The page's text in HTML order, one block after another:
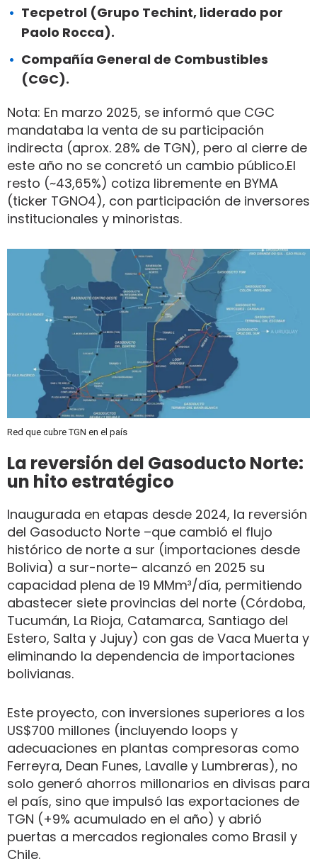
Tecpetrol (Grupo Techint, liderado por
Paolo Rocca).
Compañía General de Combustibles
(CGC).
Nota: En marzo 2025, se informó que CGC
mandataba la venta de su participación
indirecta (aprox. 28% de TGN), pero al cierre de
este año no se concretó un cambio público.El
resto (~43,65%) cotiza libremente en BYMA
(ticker TGNO4), con participación de inversores
institucionales y minoristas.
Red que cubre TGN en el país
La reversión del Gasoducto Norte:
un hito estratégico
Inaugurada en etapas desde 2024, la reversión
del Gasoducto Norte –que cambió el flujo
histórico de norte a sur (importaciones desde
Bolivia) a sur-norte– alcanzó en 2025 su
capacidad plena de 19 MMm³/día, permitiendo
abastecer siete provincias del norte (Córdoba,
Tucumán, La Rioja, Catamarca, Santiago del
Estero, Salta y Jujuy) con gas de Vaca Muerta y
eliminando la dependencia de importaciones
bolivianas.
Este proyecto, con inversiones superiores a los
US$700 millones (incluyendo loops y
adecuaciones en plantas compresoras como
Ferreyra, Dean Funes, Lavalle y Lumbreras), no
solo generó ahorros millonarios en divisas para
el país, sino que impulsó las exportaciones de
TGN (+9% acumulado en el año) y abrió
puertas a mercados regionales como Brasil y
Chile.